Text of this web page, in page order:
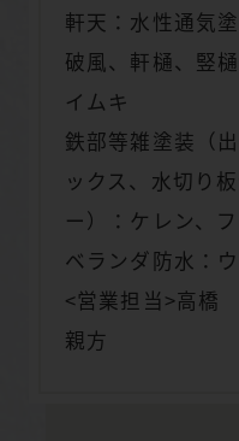
軒天：水性通気
破風、軒樋、竪
イムキ
鉄部等雑塗装（
ックス、水切り
ー）：ケレン、
ベランダ防水：
<営業担当>
親方